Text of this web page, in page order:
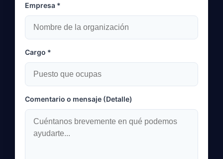
Empresa *
Cargo *
Comentario o mensaje (Detalle)